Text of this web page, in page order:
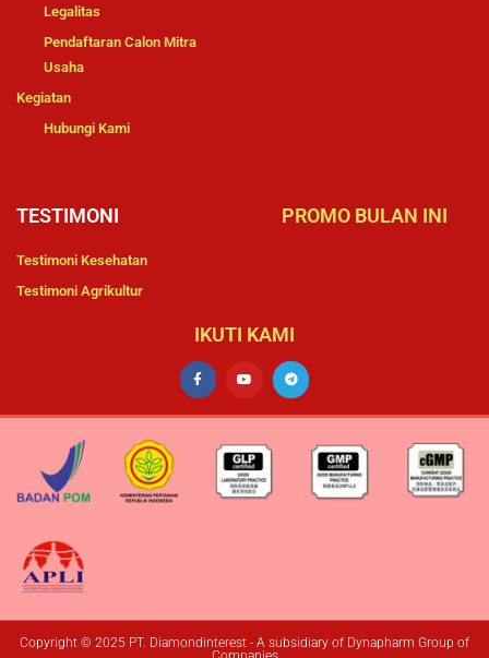
Legalitas
Pendaftaran Calon Mitra
Usaha
Kegiatan
Hubungi Kami
TESTIMONI
Testimoni Kesehatan
Testimoni Agrikultur
PROMO BULAN INI
IKUTI KAMI
Copyright © 2025 PT. Diamondinterest - A subsidiary of Dynapharm Group of